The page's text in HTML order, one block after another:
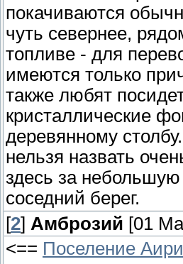
покачиваются
чуть севернее,
топливе - для
имеются только
также любят
кристаллические
деревянному
нельзя назвать
здесь за небольшую
соседний берег.
[2] Амброзий [01
<== Поселение